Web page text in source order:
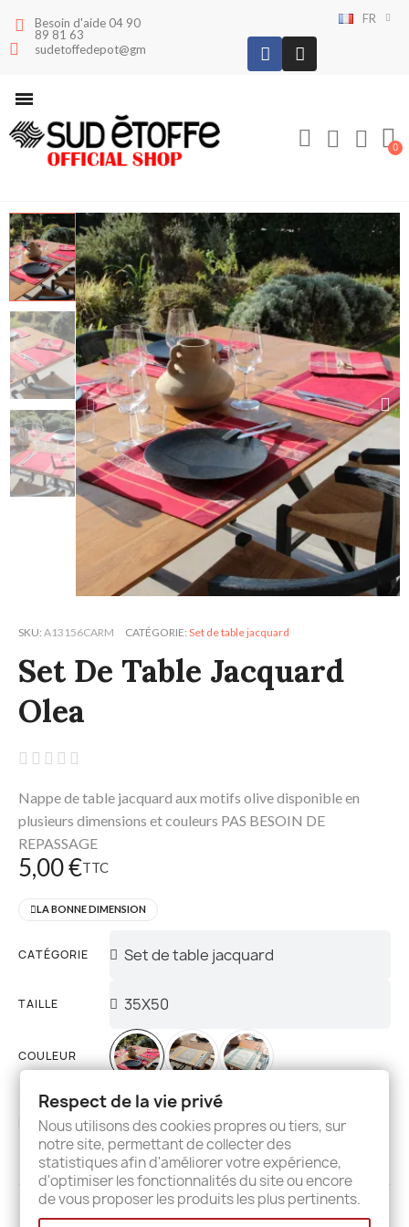
Besoin d'aide 04 90
89 81 63
sudetoffedepot@gmail.com
FR
SKU A13156CARM CATÉGORIE Set de table jacquard
Set De Table Jacquard
Olea
    
Nappe de table jacquard aux motifs olive disponible en
plusieurs dimensions et couleurs PAS BESOIN DE
REPASSAGE
5,00 €TTC
LA BONNE DIMENSION
CATÉGORIE
TAILLE
COULEUR
AJOUTER AU PANIER
Description Details
Respect de la vie privé
Nous utilisons des cookies propres ou tiers, sur
notre site, permettant de collecter des
statistiques afin d'améliorer votre expérience,
d'optimiser les fonctionnalités du site ou encore
de vous proposer les produits les plus pertinents.